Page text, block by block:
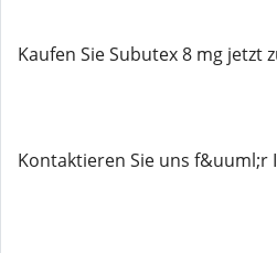
Kaufen Sie Subutex 8 mg jetzt
Kontaktieren Sie uns f&uuml;r